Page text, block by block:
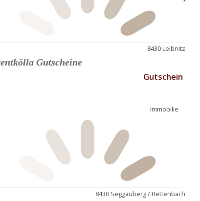
8430 Leibnitz
Gutscheine
Gutschein
Immobilie
8430 Seggauberg / Rettenbach